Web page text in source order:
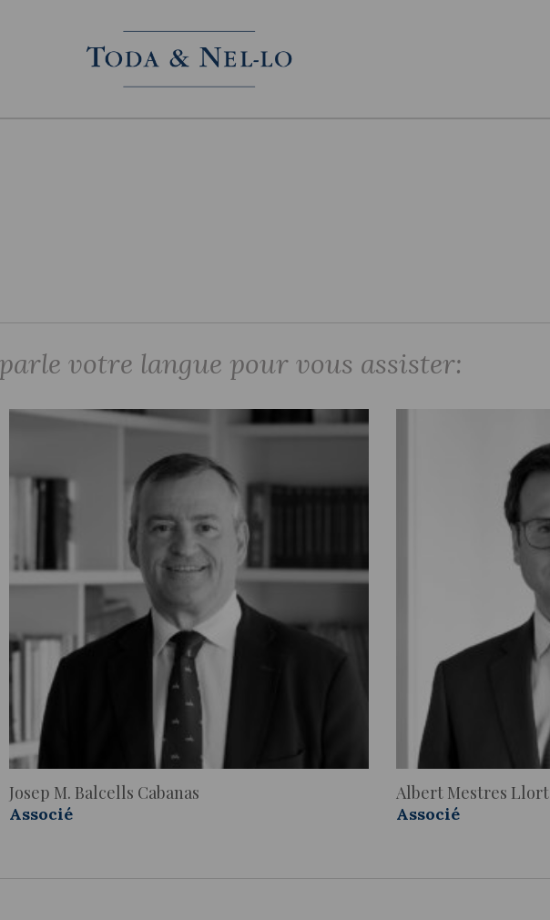
Actualité juridique
Nouvelles et articles
votre langue pour vous assister:
Josep M. Balcells Cabanas
Associé
Albert Mestres Llort
Associé